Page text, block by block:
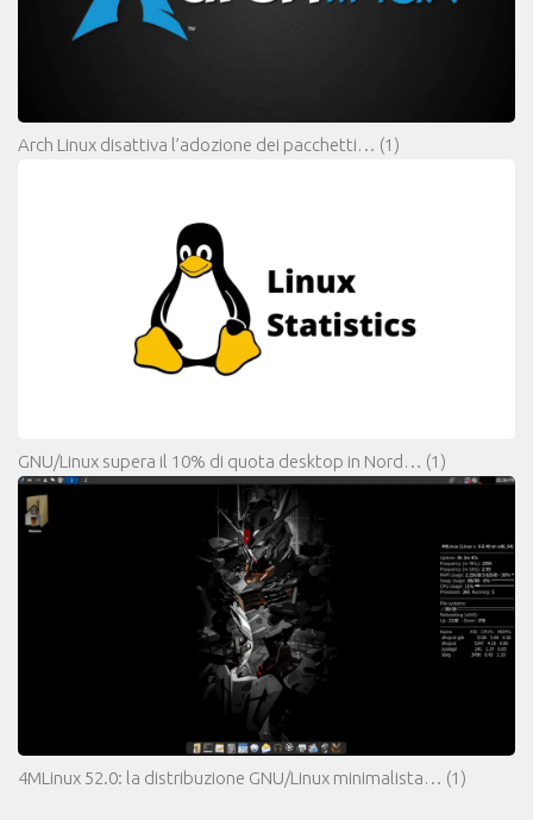
Arch Linux disattiva l’adozione dei pacchetti… (1)
GNU/Linux supera il 10% di quota desktop in Nord… (1)
4MLinux 52.0: la distribuzione GNU/Linux minimalista… (1)